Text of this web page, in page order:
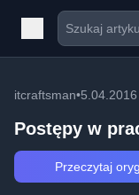
itcraftsman•5.04.2016
Postępy w
Przeczytaj